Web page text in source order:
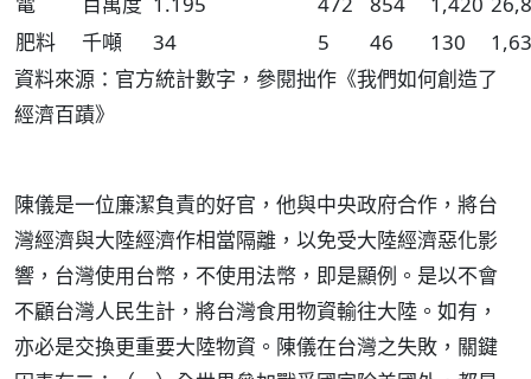
肥料
千噸 34 5 46 130
資料來源：官方統計數字，參閱拙作《我們如何創造了
經濟百蹟》
陳儀是一位廉潔負責的好官，他與中央政府合作，將台
灣經濟與大陸經濟作相當隔離，以免受大陸經濟惡化影
響，台灣使用台幣，不使用法幣，即是顯例。是以不會
不顧台灣人民生計，將台灣食用物資輸往大陸。如有，
亦必是交換更重要大陸物資。陳儀在台灣之失敗，關鍵